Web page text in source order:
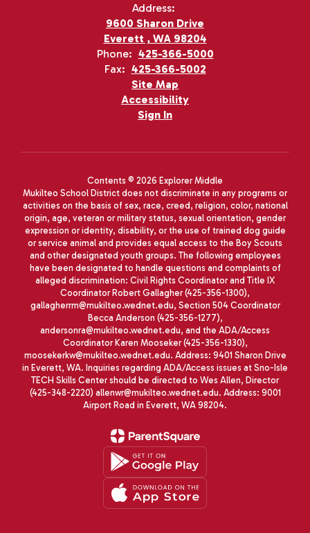
Address:
9600 Sharon Drive
Everett , WA 98204
Phone: 425-366-5000
Fax: 425-366-5002
Site Map
Accessibility
Sign In
Contents © 2026 Explorer Middle
Mukilteo School District does not discriminate in any programs or
activities on the basis of sex, race, creed, religion, color, national
origin, age, veteran or military status, sexual orientation, gender
expression or identity, disability, or the use of trained dog guide
or service animal and provides equal access to the Boy Scouts
and other designated youth groups. The following employees
have been designated to handle questions and complaints of
alleged discrimination: Civil Rights Coordinator and Title IX
Coordinator Robert Gallagher (425-356-1300),
gallagherrm@mukilteo.wednet.edu, Section 504 Coordinator
Becca Anderson (425-356-1277),
andersonra@mukilteo.wednet.edu, and the ADA/Access
Coordinator Karen Mooseker (425-356-1330),
moosekerkw@mukilteo.wednet.edu. Address: 9401 Sharon Drive
in Everett, WA. Inquiries regarding ADA/Access issues at Sno-Isle
TECH Skills Center should be directed to Wes Allen, Director
(425-348-2220) allenwr@mukilteo.wednet.edu. Address: 9001
Airport Road in Everett, WA 98204.